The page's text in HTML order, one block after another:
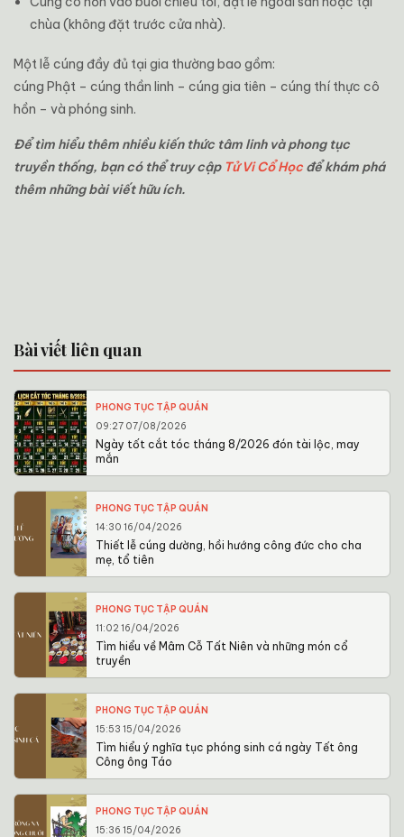
chùa (không đặt trước cửa nhà).
Một lễ cúng đầy đủ tại gia thường bao gồm:
cúng Phật – cúng thần linh – cúng gia tiên – cúng thí thực cô
hồn – và phóng sinh.
Để tìm hiểu thêm nhiều kiến thức tâm linh và phong tục
truyền thống, bạn có thể truy cập Tử Vi Cổ Học để khám phá
thêm những bài viết hữu ích.
Bài viết liên quan
PHONG TỤC TẬP QUÁN
09:27 07/08/2026
Ngày tốt cắt tóc tháng 8/2026 đón tài lộc, may
mắn
PHONG TỤC TẬP QUÁN
14:30 16/04/2026
Thiết lễ cúng dường, hồi hướng công đức cho cha
mẹ, tổ tiên
PHONG TỤC TẬP QUÁN
11:02 16/04/2026
Tìm hiểu về Mâm Cỗ Tất Niên và những món cổ
truyền
PHONG TỤC TẬP QUÁN
15:53 15/04/2026
Tìm hiểu ý nghĩa tục phóng sinh cá ngày Tết ông
Công ông Táo
PHONG TỤC TẬP QUÁN
15:36 15/04/2026